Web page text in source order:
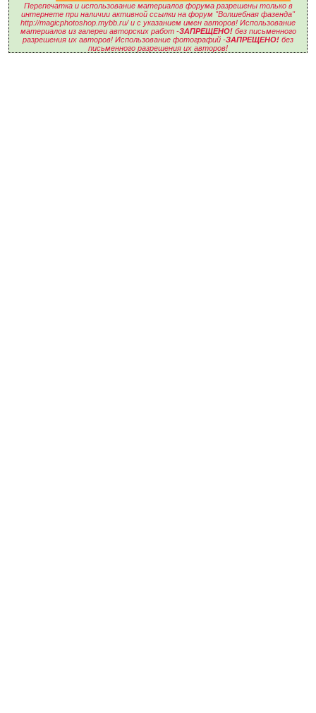
Перепечатка и использование материалов форума разрешены только в
интернете при наличии активной ссылки на форум "Волшебная фазенда"
http://magicphotoshop.mybb.ru/ и с указанием имен авторов! Использование
материалов из галереи авторских работ -ЗАПРЕЩЕНО!без письменного
разрешения их авторов! Использование фотографий -ЗАПРЕЩЕНО! без
письменного разрешения их авторов!